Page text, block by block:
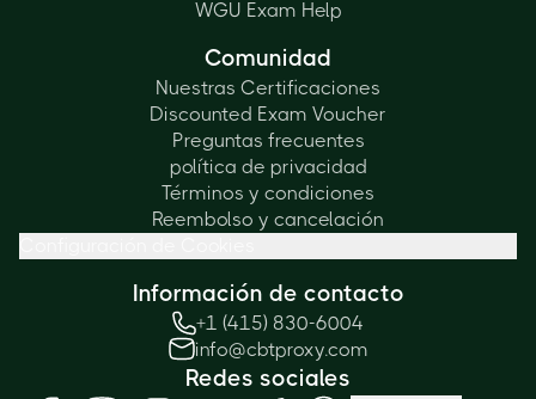
WGU Exam Help
Comunidad
Nuestras Certificaciones
Discounted Exam Voucher
Preguntas frecuentes
política de privacidad
Términos y condiciones
Reembolso y cancelación
Información de contacto
+1 (415) 830-6004
info@cbtproxy.com
Redes sociales